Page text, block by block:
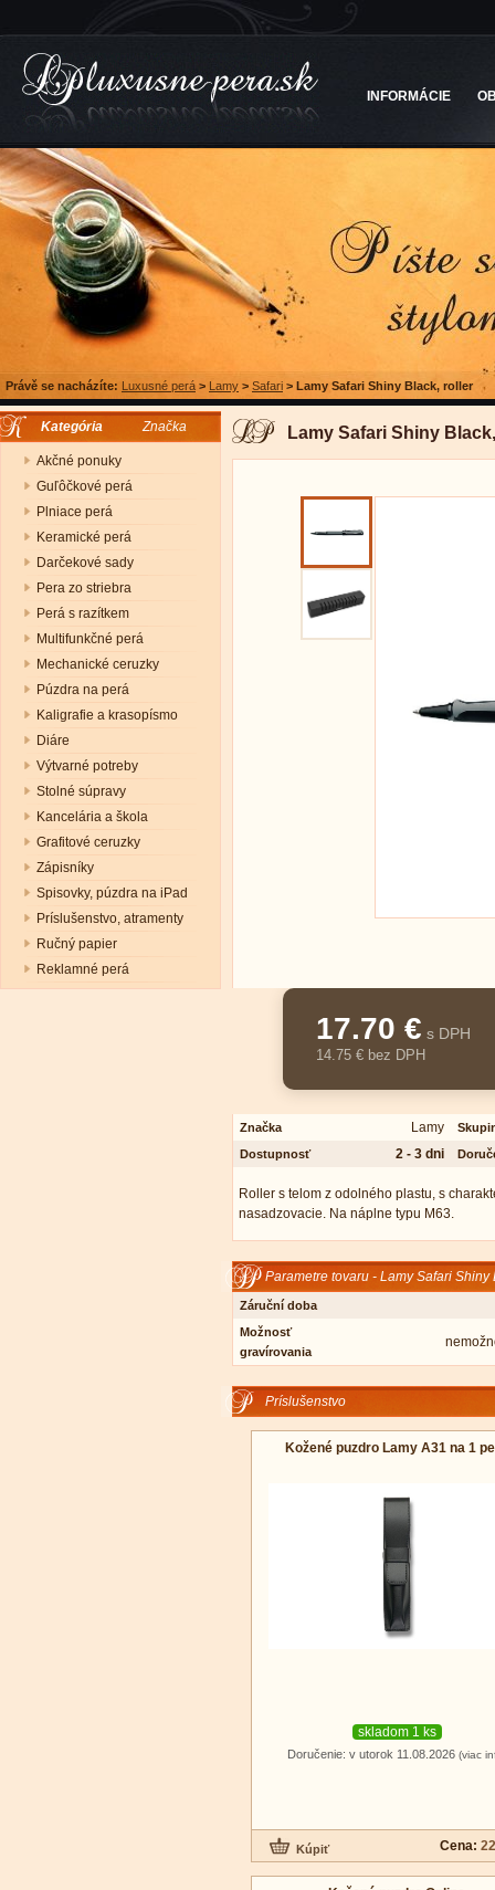
INFORMÁCIE
Právě se nacházíte: Luxusné perá > Lamy > Safari > Lamy Safari Shiny Black, roller
Kategória Značka
Akčné ponuky
Guľôčkové perá
Plniace perá
Keramické perá
Darčekové sady
Pera zo striebra
Perá s razítkem
Multifunkčné perá
Mechanické ceruzky
Púzdra na perá
Kaligrafie a krasopísmo
Diáre
Výtvarné potreby
Stolné súpravy
Kancelária a škola
Grafitové ceruzky
Zápisníky
Spisovky, púzdra na iPad
Príslušenstvo, atramenty
Ručný papier
Reklamné perá
Lamy Safari Shiny
17.70 € s DPH
14.75 € bez DPH
Značka Lamy
Dostupnosť
2 - 3 dni
Roller s telom z odolného plastu, s
nasadzovacie. Na náplne typu M63.
Parametre tovaru - Lamy Safari Shiny
Záruční doba
Možnosť
gravírovania
Príslušenstvo
Kožené puzdro Lamy A31 na 1
skladom 1 ks
Doručenie: v utorok 11.08.2026 (viac
Cena: